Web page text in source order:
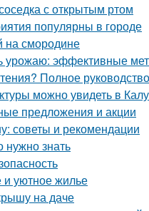
с открытым ртом
популярны в городе
на смородине
урожаю: эффективные
Полное
можно увидеть в
предложения и акции
советы и рекомендации
нужно знать
и уютное жилье
на даче